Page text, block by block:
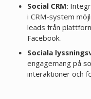
Social CRM:
i CRM-system
leads från
Facebook.
Sociala
engagemang på
interaktioner och